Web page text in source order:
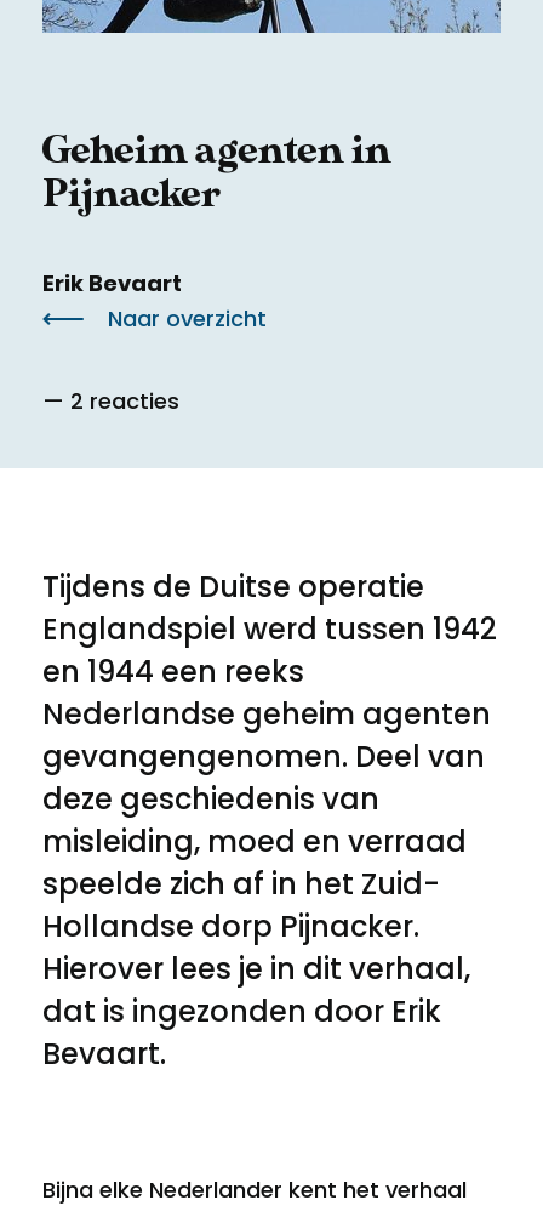
Voorwaarden
Geheim agenten in
Pijnacker
Erik Bevaart
Naar overzicht
— 2 reacties
Tijdens de Duitse operatie
Englandspiel werd tussen 1942
en 1944 een reeks
Nederlandse geheim agenten
gevangengenomen. Deel van
deze geschiedenis van
misleiding, moed en verraad
speelde zich af in het Zuid-
Hollandse dorp Pijnacker.
Hierover lees je in dit verhaal,
dat is ingezonden door Erik
Bevaart.
Bijna elke Nederlander kent het verhaal